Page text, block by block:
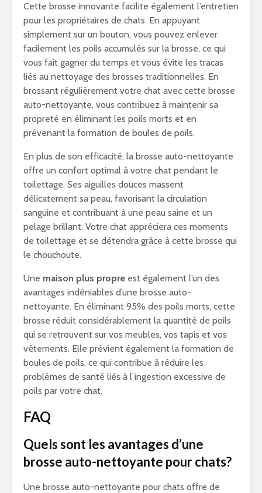
Cette brosse innovante facilite également l’entretien
pour les propriétaires de chats. En appuyant
simplement sur un bouton, vous pouvez enlever
facilement les poils accumulés sur la brosse, ce qui
vous fait gagner du temps et vous évite les tracas
liés au nettoyage des brosses traditionnelles. En
brossant régulièrement votre chat avec cette brosse
auto-nettoyante, vous contribuez à maintenir sa
propreté en éliminant les poils morts et en
prévenant la formation de boules de poils.
En plus de son efficacité, la brosse auto-nettoyante
offre un confort optimal à votre chat pendant le
toilettage. Ses aiguilles douces massent
délicatement sa peau, favorisant la circulation
sanguine et contribuant à une peau saine et un
pelage brillant. Votre chat appréciera ces moments
de toilettage et se détendra grâce à cette brosse qui
le chouchoute.
Une maison plus propre est également l’un des
avantages indéniables d’une brosse auto-
nettoyante. En éliminant 95% des poils morts, cette
brosse réduit considérablement la quantité de poils
qui se retrouvent sur vos meubles, vos tapis et vos
vêtements. Elle prévient également la formation de
boules de poils, ce qui contribue à réduire les
problèmes de santé liés à l’ingestion excessive de
poils par votre chat.
FAQ
Quels sont les avantages d’une
brosse auto-nettoyante pour chats?
Une brosse auto-nettoyante pour chats offre de